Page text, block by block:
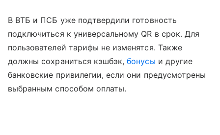
В ВТБ и ПСБ уже подтвердили готовность
подключиться к универсальному QR в срок. Для
пользователей тарифы не изменятся. Также
должны сохраниться кэшбэк,бонусы и другие
банковские привилегии, если они предусмотрены
выбранным способом оплаты.